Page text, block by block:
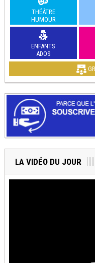
THÉÂTRE
HUMOUR
ENFANTS
ADOS
LA VIDÉO DU JOUR